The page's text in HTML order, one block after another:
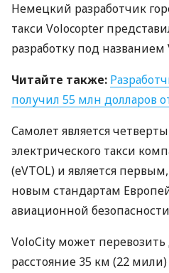
Немецкий разработчик
такси Volocopter
разработку под названием
Читайте также:
получил 55 млн долларов
Самолет является
электрического такси
(eVTOL) и является
новым стандартам
авиационной
VoloCity может
расстояние 35 км (22